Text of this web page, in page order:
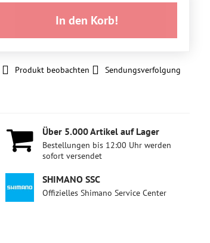
In den Korb!
Produkt beobachten Sendungsverfolgung
Über 5​.000 Artikel auf Lager
Bestellungen bis 12:00 Uhr werden
sofort versendet
SHIMANO SSC
Offizielles Shimano Service Center